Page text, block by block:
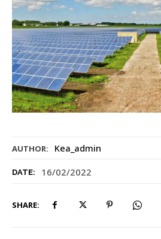
AUTHOR: Kea_admin
DATE: 16/02/2022
SHARE: